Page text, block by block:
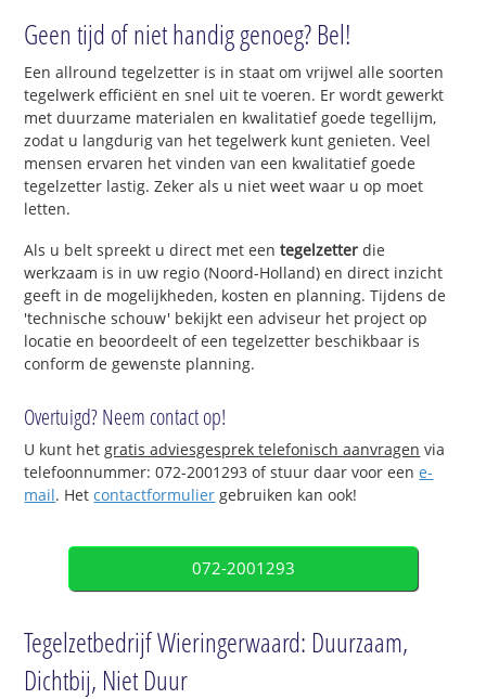
Geen tijd of niet handig genoeg? Bel!
Een allround tegelzetter is in staat om vrijwel alle soorten
tegelwerk efficiënt en snel uit te voeren. Er wordt gewerkt
met duurzame materialen en kwalitatief goede tegellijm,
zodat u langdurig van het tegelwerk kunt genieten. Veel
mensen ervaren het vinden van een kwalitatief goede
tegelzetter lastig. Zeker als u niet weet waar u op moet
letten.
Als u belt spreekt u direct met eentegelzetter die
werkzaam is in uw regio (Noord-Holland) en direct inzicht
geeft in de mogelijkheden, kosten en planning. Tijdens de
'technische schouw' bekijkt een adviseur het project op
locatie en beoordeelt of een tegelzetter beschikbaar is
conform de gewenste planning.
Overtuigd? Neem contact op!
U kunt hetgratis adviesgesprek telefonisch aanvragen via
telefoonnummer: 072-2001293 of stuur daar voor eene-
mail. Hetcontactformulier gebruiken kan ook!
072-2001293
Tegelzetbedrijf Wieringerwaard: Duurzaam,
Dichtbij, Niet Duur